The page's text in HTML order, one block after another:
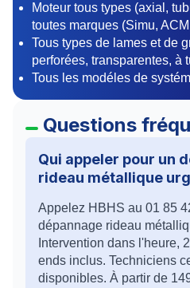
Moteur tous types (axial,
toutes marques
Tous types de lames et de
perforées, transparentes, à
Tous les modéles de
Questions
Qui appeler pour un
rideau métallique
Appelez HBHS au 01 85
dépannage rideau
Intervention dans l'heure,
ends inclus. Techniciens
disponibles. À partir de